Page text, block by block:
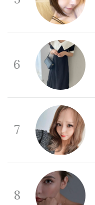
6
7
8